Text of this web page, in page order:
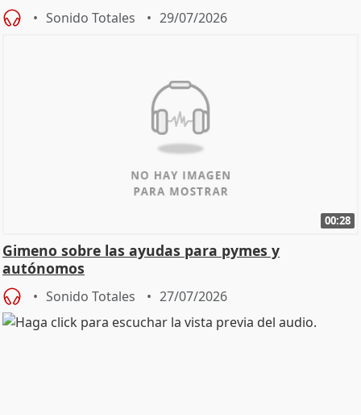
Sonido Totales 29/07/2026
00:28
Gimeno sobre las ayudas para pymes y
autónomos
Sonido Totales 27/07/2026